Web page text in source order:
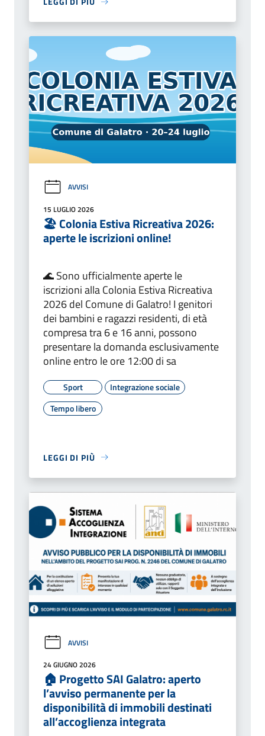
AVVISI
15 LUGLIO 2026
🏖️ Colonia Estiva Ricreativa 2026:
aperte le iscrizioni online!
🌊 Sono ufficialmente aperte le
iscrizioni alla Colonia Estiva Ricreativa
2026 del Comune di Galatro! I genitori
dei bambini e ragazzi residenti, di età
compresa tra 6 e 16 anni, possono
presentare la domanda esclusivamente
online entro le ore 12:00 di sa
Sport
Integrazione sociale
Tempo libero
LEGGI DI PIÙ
AVVISI
24 GIUGNO 2026
🏠 Progetto SAI Galatro: aperto
l’avviso permanente per la
disponibilità di immobili destinati
all’accoglienza integrata